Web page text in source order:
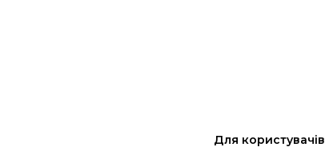
Для користувачів